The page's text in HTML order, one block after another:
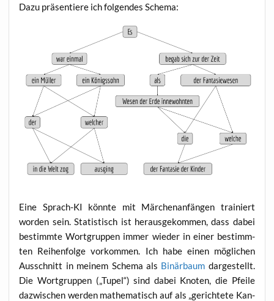
Dazu prä­sen­tie­re ich fol­gen­des Schema:
Eine Sprach-KI könn­te mit Mär­chen­an­fän­gen trai­niert
wor­den sein. Sta­tis­tisch ist her­aus­ge­kom­men, dass dabei
bestimm­te Wort­grup­pen immer wie­der in einer bestimm­
ten Rei­hen­fol­ge vor­kom­men. Ich habe einen mög­li­chen
Aus­schnitt in mei­nem Sche­ma als Binär­baum dar­ge­stellt.
Die Wort­grup­pen („Tupel“) sind dabei Kno­ten, die Pfei­le
dazwi­schen wer­den mathe­ma­tisch auf als „gerich­te­te Kan­